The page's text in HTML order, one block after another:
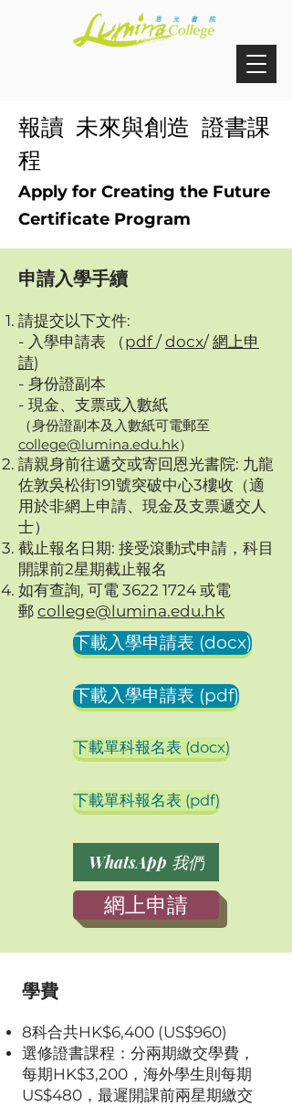
報讀 未來與創造 證書課
程
Apply for Creating the Future
Certificate Program
申請入學手續
請提交以下文件:
- 入學申請表 （pdf / docx/ ​ 網上申
請)
- 身份證副本
- 現金、支票或入數紙
（身份證副本及入數紙可電郵至
college@lumina.edu.hk）
請親身前往遞交或寄回恩光書院: 九龍
佐敦吳松街191號突破中心3樓收 （適
用於非網上申請、現金及支票遞交人
士）
截止報名日期: 接受滾動式申請，科目
開課前2星期截止報名
如有查詢, 可電 3622 1724 或電
郵 college@lumina.edu.hk
下載入學申請表 (docx)
下載入學申請表 (pdf)
下載單科報名表 (docx)
下載單科報名表 (pdf)
WhatsApp 我們
網上申請
學費
8科合共HK$6,400 (US$960)
選修證書課程：分兩期繳交學費，
每期HK$3,200，海外學生則每期
US$480，最遲開課前兩星期繳交